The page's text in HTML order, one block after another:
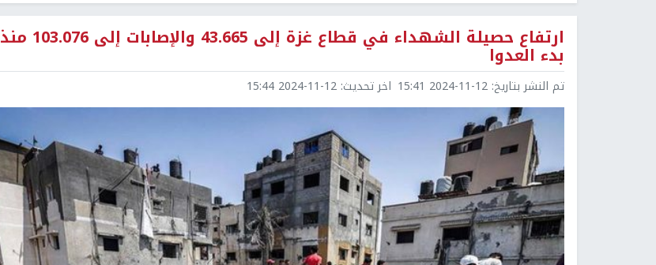
ارتفاع حصيلة الشهداء في قطاع غزة إلى 43.665 والإصابات إلى 103.076 منذ
بدء العدوا
تم النشر بتاريخ: 2024-11-12 15:41 اخر تحديث: 2024-11-12 15:44